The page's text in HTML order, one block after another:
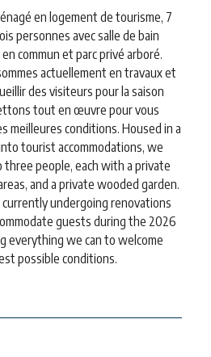
en logement de tourisme, 7
personnes avec salle de bain
commun et parc privé arboré.
actuellement en travaux et
des visiteurs pour la saison
tout en œuvre pour vous
meilleures conditions. Housed in a
tourist accommodations, we
people, each with a private
and a private wooded garden.
undergoing renovations
guests during the 2026
everything we can to welcome
possible conditions.